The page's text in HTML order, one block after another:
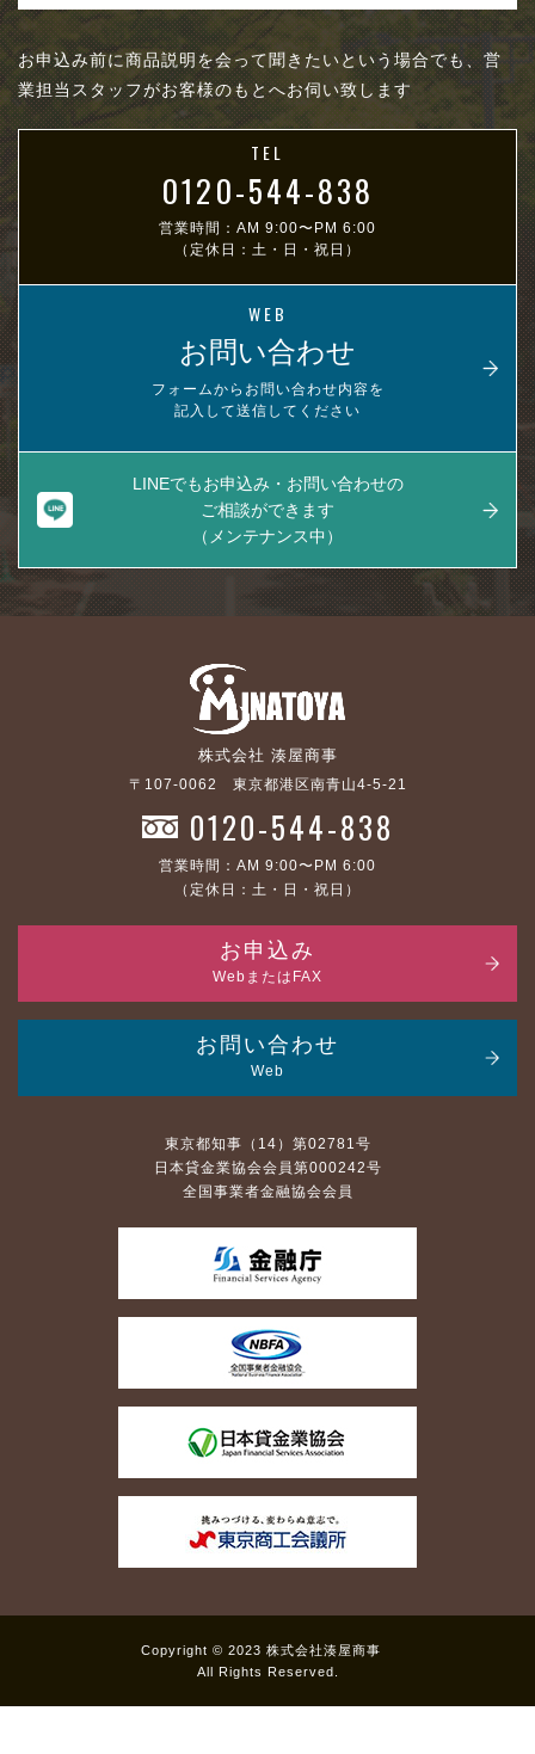
お申込み前に商品説明を会って聞きたいという場合でも、営
業担当スタッフがお客様のもとへお伺い致します
TEL
0120-544-838
営業時間：AM 9:00〜PM 6:00
（定休日：土・日・祝日）
WEB
お問い合わせ
フォームからお問い合わせ内容を
記入して送信してください
LINEでもお申込み・お問い合わせの
ご相談ができます
（メンテナンス中）
株式会社 湊屋商事
〒107-0062 東京都港区南青山4-5-21
0120-544-838
営業時間：AM 9:00〜PM 6:00
（定休日：土・日・祝日）
お申込み
WebまたはFAX
お問い合わせ
Web
東京都知事（14）第02781号
日本貸金業協会会員第000242号
全国事業者金融協会会員
Copyright © 2023 株式会社湊屋商事
All Rights Reserved.